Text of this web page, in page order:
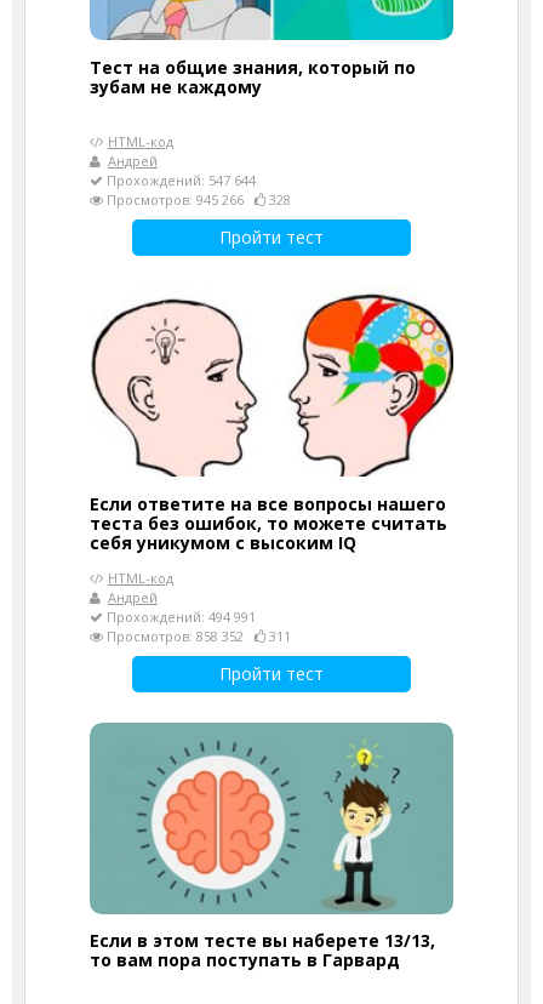
Тест на общие знания, который по
зубам не каждому
HTML-код
Андрей
Прохождений: 547 644
Просмотров: 945 266
328
Пройти тест
Если ответите на все вопросы нашего
теста без ошибок, то можете считать
себя уникумом с высоким IQ
HTML-код
Андрей
Прохождений: 494 991
Просмотров: 858 352
311
Пройти тест
Если в этом тесте вы наберете 13/13,
то вам пора поступать в Гарвард